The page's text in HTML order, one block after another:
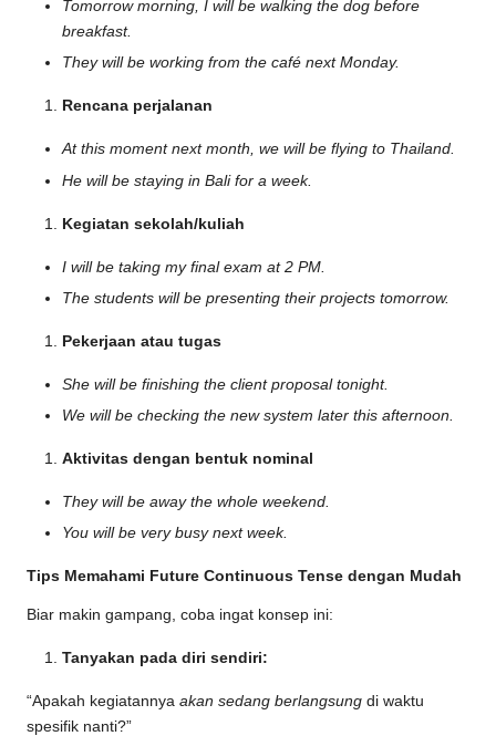
Tomorrow morning, I will be walking the dog before
breakfast.
They will be working from the café next Monday.
Rencana perjalanan
At this moment next month, we will be flying to Thailand.
He will be staying in Bali for a week.
Kegiatan sekolah/kuliah
I will be taking my final exam at 2 PM.
The students will be presenting their projects tomorrow.
Pekerjaan atau tugas
She will be finishing the client proposal tonight.
We will be checking the new system later this afternoon.
Aktivitas dengan bentuk nominal
They will be away the whole weekend.
You will be very busy next week.
Tips Memahami Future Continuous Tense dengan Mudah
Biar makin gampang, coba ingat konsep ini:
Tanyakan pada diri sendiri:
“Apakah kegiatannya akan sedang berlangsung di waktu
spesifik nanti?”